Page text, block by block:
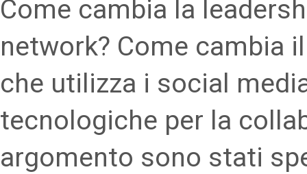
Come cambia la
network? Come cambia
che utilizza i social
tecnologiche per la
argomento sono stati